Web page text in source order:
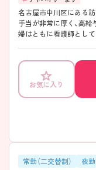
名古屋市中川区にある訪
手当が非常に厚く、高給与なのが
婦はともに看護師とし
お気に入り
常勤（二交替制） 夜勤